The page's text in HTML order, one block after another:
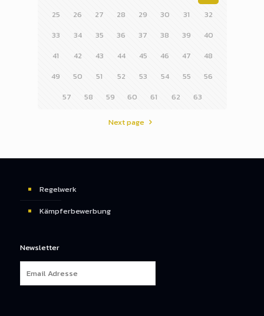
25
26 27 28 29 30 31
32
33
34 35 36 37 38 39
40
41
42 43 44 45 46 47
48
49
50 51 52 53 54 55
56
57
58 59 60 61 62 63
Next page
Regelwerk
Kämpferbewerbung
Newsletter